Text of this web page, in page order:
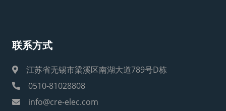
联系方式
江苏省无锡市梁溪区南湖大道789号D栋
0510-81028808
info@cre-elec.com